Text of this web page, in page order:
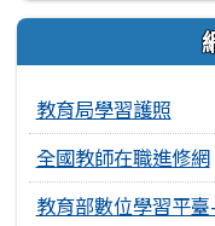
教育局學習護照
全國教師在職進修網
教育部數位學習平